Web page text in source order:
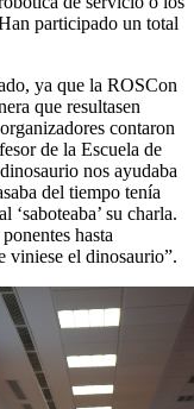
participado un total
ya que la ROSCon
que resultasen
contaron
de la Escuela de
nos ayudaba
del tiempo tenía
‘saboteaba’ su charla.
hasta
viniese el dinosaurio”.